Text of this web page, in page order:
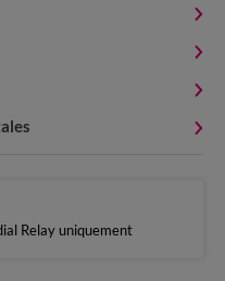
Relay uniquement